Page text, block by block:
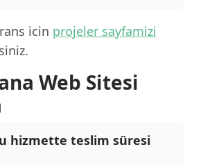
icin projeler sayfamizi
Web Sitesi
hizmette teslim süresi